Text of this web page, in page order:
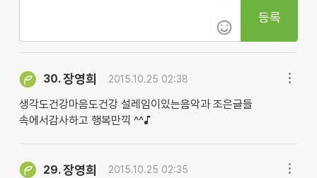
등록
30.장영희 2015.10.25 02:38
생각도건강마음도건강 설레임이있는음악과 조은글들
속에서감사하고 행복만끽 ^^♪
29.장영희 2015.10.25 02:35